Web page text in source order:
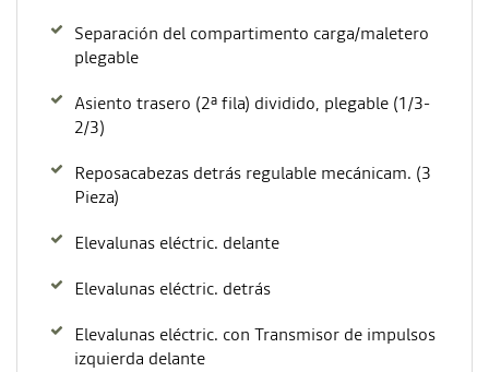
Separación del compartimento carga/maletero
plegable
Asiento trasero (2ª fila) dividido, plegable (1/3-
2/3)
Reposacabezas detrás regulable mecánicam. (3
Pieza)
Elevalunas eléctric. delante
Elevalunas eléctric. detrás
Elevalunas eléctric. con Transmisor de impulsos
izquierda delante